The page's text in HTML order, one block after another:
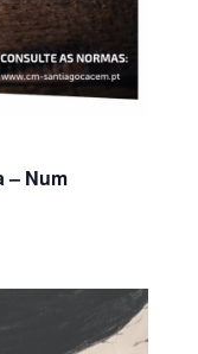
– Num